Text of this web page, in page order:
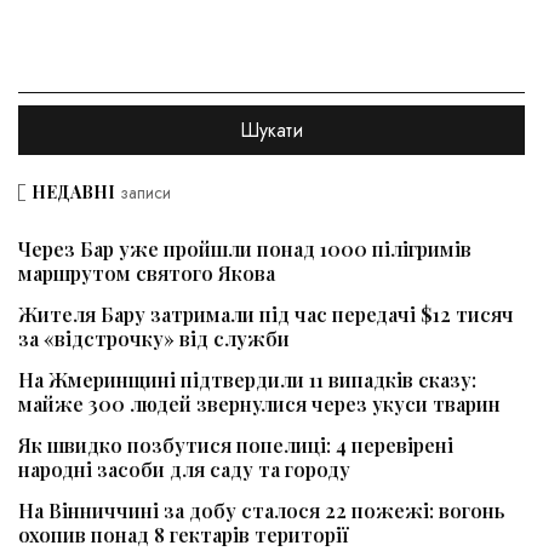
НЕДАВНІ записи
Через Бар уже пройшли понад 1000 пілігримів
маршрутом святого Якова
Жителя Бару затримали під час передачі $12 тисяч
за «відстрочку» від служби
На Жмеринщині підтвердили 11 випадків сказу:
майже 300 людей звернулися через укуси тварин
Як швидко позбутися попелиці: 4 перевірені
народні засоби для саду та городу
На Вінниччині за добу сталося 22 пожежі: вогонь
охопив понад 8 гектарів території